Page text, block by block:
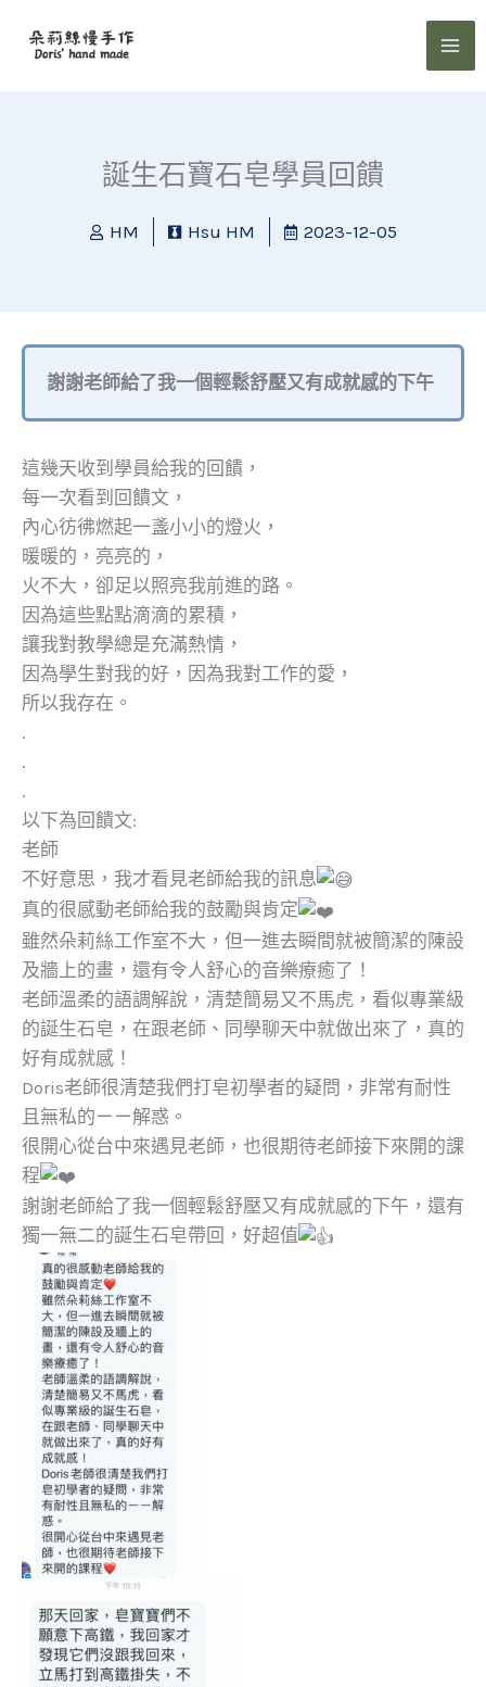
誕生石寶石皂學員回饋
HM Hsu HM 2023-12-05
謝謝老師給了我一個輕鬆舒壓又有成就感的下午
這幾天收到學員給我的回饋，
每一次看到回饋文，
內心彷彿燃起一盞小小的燈火，
暖暖的，亮亮的，
火不大，卻足以照亮我前進的路。
因為這些點點滴滴的累積，
讓我對教學總是充滿熱情，
因為學生對我的好，因為我對工作的愛，
所以我存在。
.
.
.
以下為回饋文:
老師
不好意思，我才看見老師給我的訊息
真的很感動老師給我的鼓勵與肯定
雖然朵莉絲工作室不大，但一進去瞬間就被簡潔的陳設
及牆上的畫，還有令人舒心的音樂療癒了！
老師溫柔的語調解說，清楚簡易又不馬虎，看似專業級
的誕生石皂，在跟老師、同學聊天中就做出來了，真的
好有成就感！
Doris老師很清楚我們打皂初學者的疑問，非常有耐性
且無私的ㄧㄧ解惑。
很開心從台中來遇見老師，也很期待老師接下來開的課
程
謝謝老師給了我一個輕鬆舒壓又有成就感的下午，還有
獨一無二的誕生石皂帶回，好超值